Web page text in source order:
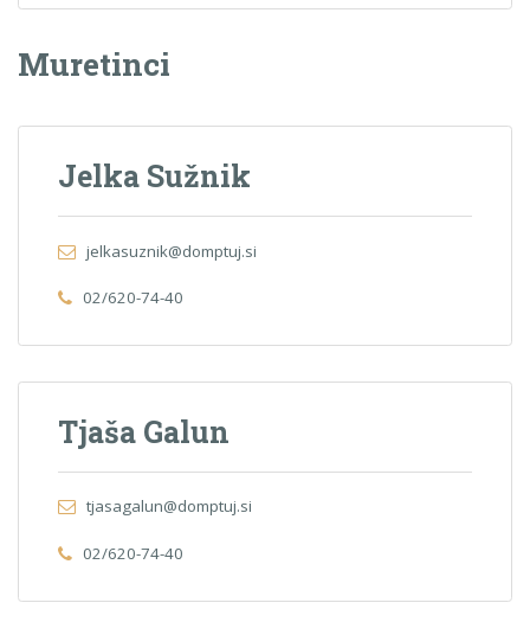
Muretinci
Jelka Sužnik
jelkasuznik@domptuj.si
02/620-74-40
Tjaša Galun
tjasagalun@domptuj.si
02/620-74-40